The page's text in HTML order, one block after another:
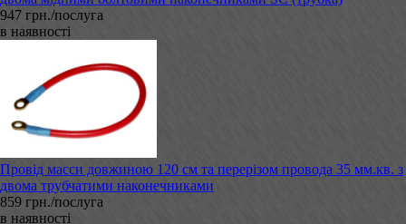
947 грн./послуга
в наявності
Провід масси довжиною 120 см та перерізом провода 35 мм.кв. з
двома трубчатими наконечниками
859 грн./послуга
в наявності